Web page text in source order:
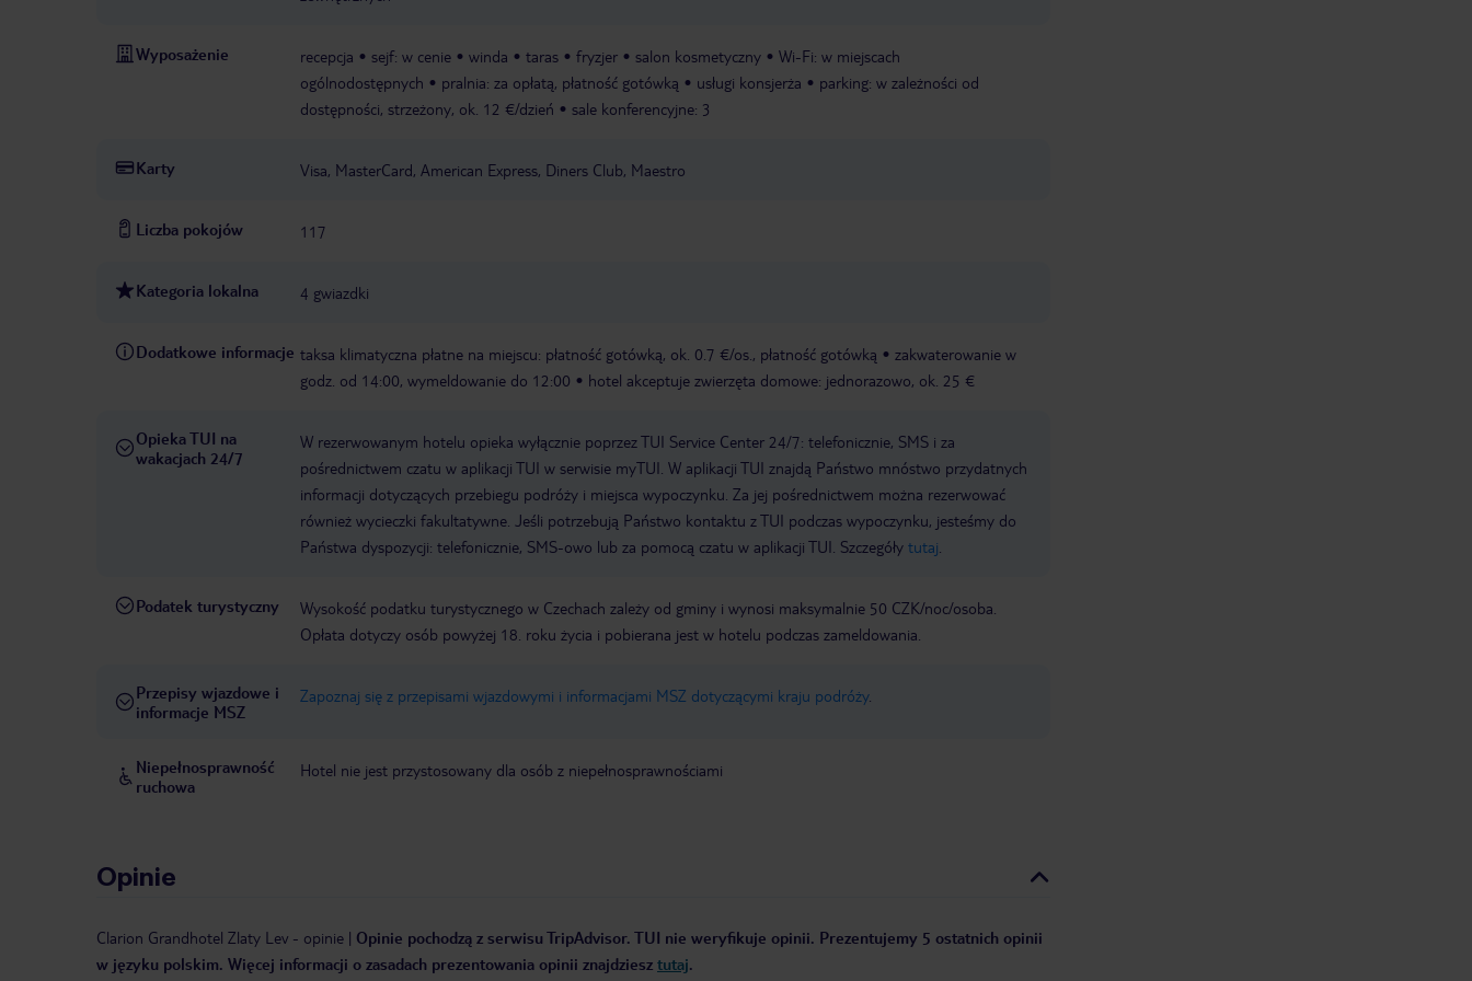
Wyposażenie recepcja sejf: w cenie winda taras fryzjer salon kosmetyczny
Wi-Fi: w miejscach
ogólnodostępnych
pralnia: za opłatą, płatność gotówką usługi konsjerża
parking: w zależności od
dostępności, strzeżony, ok. 12 €/dzień
sale konferencyjne: 3
Karty Visa, MasterCard, American Express, Diners Club, Maestro
Liczba pokojów 117
Kategoria lokalna 4 gwiazdki
Dodatkowe informacje taksa klimatyczna płatne na miejscu: płatność gotówką, ok. 0.7 €/os., płatność gotówką
zakwaterowanie w
godz. od 14:00, wymeldowanie do 12:00
hotel akceptuje zwierzęta domowe: jednorazowo, ok. 25 €
Opieka TUI na
wakacjach 24/7
W rezerwowanym hotelu opieka wyłącznie poprzez TUI Service Center 24/7: telefonicznie, SMS i za
pośrednictwem czatu w aplikacji TUI w serwisie myTUI. W aplikacji TUI znajdą Państwo mnóstwo przydatnych
informacji dotyczących przebiegu podróży i miejsca wypoczynku. Za jej pośrednictwem można rezerwować
również wycieczki fakultatywne. Jeśli potrzebują Państwo kontaktu z TUI podczas wypoczynku, jesteśmy do
Państwa dyspozycji: telefonicznie, SMS-owo lub za pomocą czatu w aplikacji TUI. Szczegóły tutaj
Podatek turystyczny
Wysokość podatku turystycznego w Czechach zależy od gminy i wynosi maksymalnie 50 CZK/noc/osoba.
Opłata dotyczy osób powyżej 18. roku życia i pobierana jest w hotelu podczas zameldowania.
Przepisy wjazdowe i
informacje MSZ
Zapoznaj się z przepisami wjazdowymi i informacjami MSZ dotyczącymi kraju podróży.
Niepełnosprawność
ruchowa
Hotel nie jest przystosowany dla osób z niepełnosprawnościami
Opinie
Clarion Grandhotel Zlaty Lev - opinie | Opinie pochodzą z serwisu TripAdvisor. TUI nie weryfikuje opinii. Prezentujemy 5 ostatnich opinii
w języku polskim. Więcej informacji o zasadach prezentowania opinii znajdziesz tutaj.